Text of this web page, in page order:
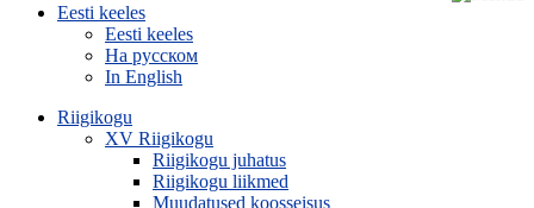
Eesti keeles
Eesti keeles
На русском
In English
Riigikogu
XV Riigikogu
Riigikogu juhatus
Riigikogu liikmed
Muudatused koosseisus